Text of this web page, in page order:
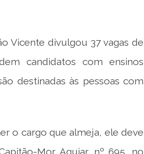
Vicente divulgou 37 vagas de
candidatos com ensinos
destinadas às pessoas com
o cargo que almeja, ele deve
Mor Aguiar, nº 695, no